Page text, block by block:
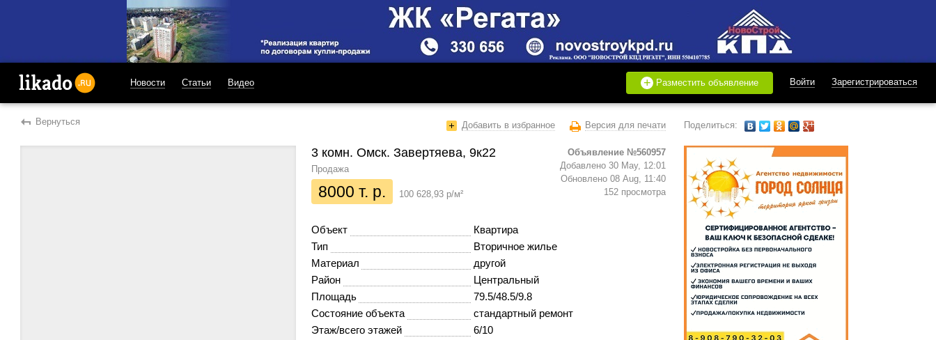
Новости Статьи Видео + Разместить объявление Войти Зарегистрироваться
Вернуться Добавить в избранное Версия для печати Поделиться:
Объявление №560957
Добавлено 30 May, 12:01
Обновлено 08 Aug, 11:40
152 просмотра
Продажа
3 комн. Омск. Завертяева, 9к22
8000 т. р. 100 628,93 р/м²
Объект
Квартира
Тип
Вторичное жилье
Материал
другой
Район
Центральный
Площадь
79.5/48.5/9.8
Состояние объекта
стандартный ремонт
Этаж/всего этажей
6/10